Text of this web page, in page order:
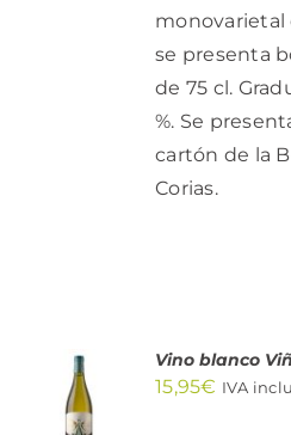
monovarietal
se presenta
de 75 cl.
%. Se
cartón de la
Corias.
AÑADIR
AL
CARRITO
Vino blanco
15,95€ IVA